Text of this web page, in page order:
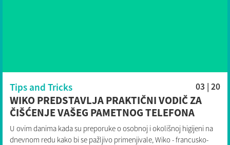
Tips and Tricks 03 | 20
WIKO PREDSTAVLJA PRAKTIČNI VODIČ ZA
ČIŠĆENJE VAŠEG PAMETNOG TELEFONA
U ovim danima kada su preporuke o osobnoj i okolišnoj higijeni na
dnevnom redu kako bi se pažljivo primenjivale, Wiko - francusko-